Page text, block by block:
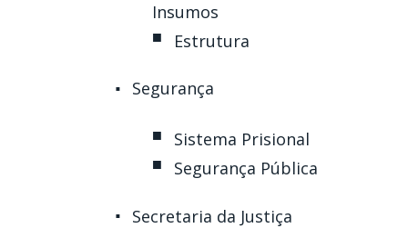
Insumos
Estrutura
Segurança
Sistema Prisional
Segurança Pública
Secretaria da Justiça